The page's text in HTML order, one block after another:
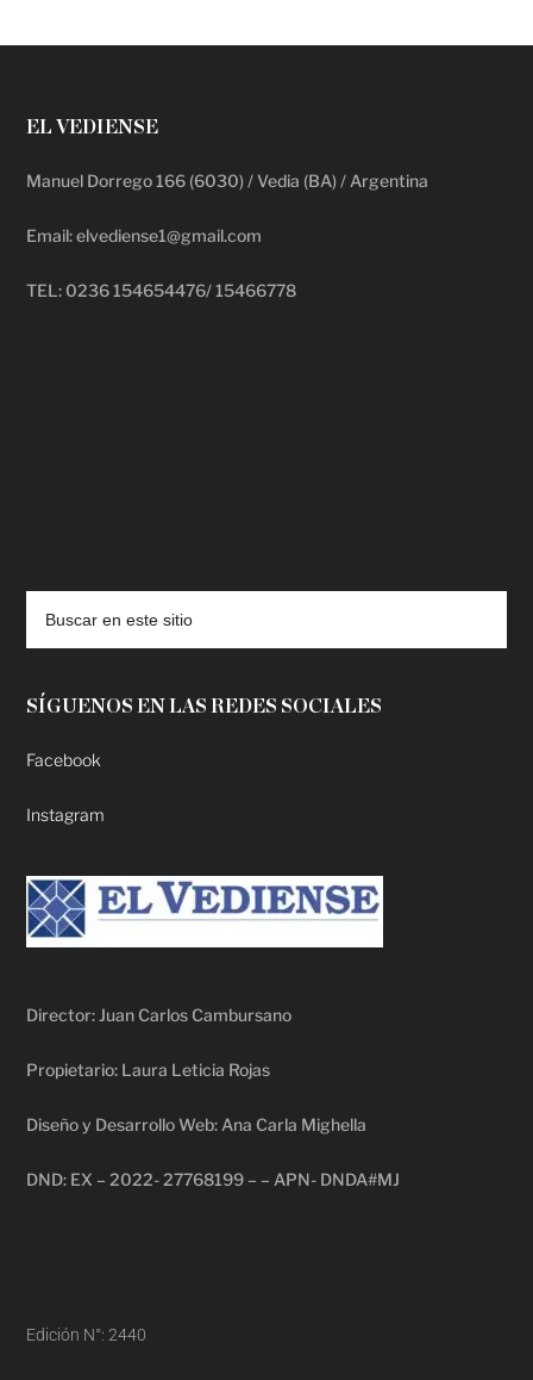
EL VEDIENSE
Manuel Dorrego 166 (6030) / Vedia (BA) / Argentina
Email: elvediense1@gmail.com
TEL: 0236 154654476/ 15466778
SÍGUENOS EN LAS REDES SOCIALES
Facebook
Instagram
Director: Juan Carlos Cambursano
Propietario: Laura Leticia Rojas
Diseño y Desarrollo Web: Ana Carla Mighella
DND: EX – 2022- 27768199 – – APN- DNDA#MJ
Edición N°: 2440